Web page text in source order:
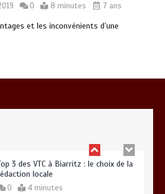
0 8 minutes 7 ans
et les inconvénients d’une
bassin d’Arcachon : le Top 5 des
d’exception